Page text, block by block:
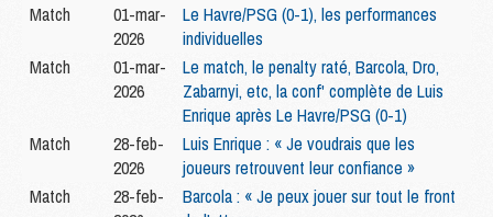
Match
01-mar-
2026
Le Havre/PSG (0-1), les performances
individuelles
Match
01-mar-
2026
Le match, le penalty raté, Barcola, Dro,
Zabarnyi, etc, la conf' complète de Luis
Enrique après Le Havre/PSG (0-1)
Match
28-feb-
2026
Luis Enrique : « Je voudrais que les
joueurs retrouvent leur confiance »
Match
28-feb-
Barcola : « Je peux jouer sur tout le front